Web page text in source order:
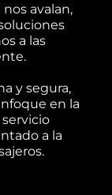
avalan,
a las
y segura,
en la
a la